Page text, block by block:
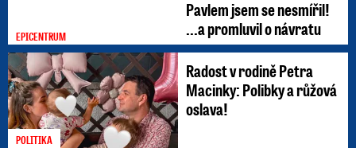
EPICENTRUM
Pavlem jsem se nesmířil!
...a promluvil o návratu
POLITIKA
Radost v rodině Petra
Macinky: Polibky a růžová
oslava!